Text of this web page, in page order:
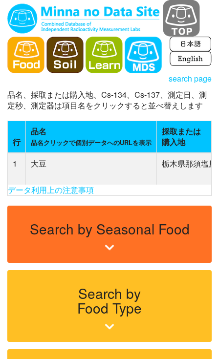
search page
品名、採取または購入地、Cs-134、Cs-137、測定日、測
定秒、測定器は項目名をクリックすると並べ替えします
行
品名
品名クリックで個別データへのURLを表示
採取または
購入地
1
大豆 栃木県那須塩原
データ利用上の注意事項
Search by Seasonal Food
Search by
Food Type